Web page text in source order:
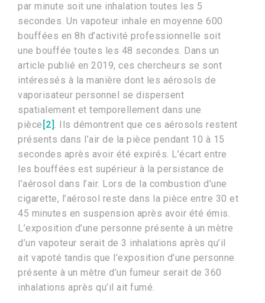
par minute soit une inhalation toutes les 5
secondes. Un vapoteur inhale en moyenne 600
bouffées en 8h d’activité professionnelle soit
une bouffée toutes les 48 secondes. Dans un
article publié en 2019, ces chercheurs se sont
intéressés à la manière dont les aérosols de
vaporisateur personnel se dispersent
spatialement et temporellement dans une
pièce [2] . Ils démontrent que ces aérosols restent
présents dans l’air de la pièce pendant 10 à 15
secondes après avoir été expirés. L’écart entre
les bouffées est supérieur à la persistance de
l’aérosol dans l’air. Lors de la combustion d’une
cigarette, l’aérosol reste dans la pièce entre 30 et
45 minutes en suspension après avoir été émis.
L’exposition d’une personne présente à un mètre
d’un vapoteur serait de 3 inhalations après qu’il
ait vapoté tandis que l’exposition d’une personne
présente à un mètre d’un fumeur serait de 360
inhalations après qu’il ait fumé.